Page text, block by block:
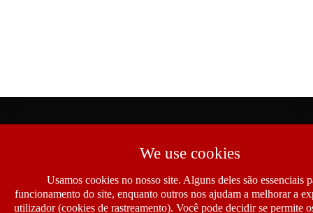
We use cookies
Usamos cookies no nosso site. Alguns deles são essenciais
funcionamento do site, enquanto outros nos ajudam a melhorar a
utilizador (cookies de rastreamento). Você pode decidir se permite